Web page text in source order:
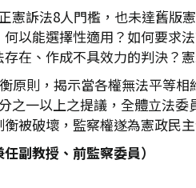
憲訴法8人門檻，也未達舊版
何以能選擇性適用？如何要
在、作成不具效力的判決？
原則，揭示當各權無法平等
之一以上之提議，全體立法
被破壞，監察權遂為憲政民
副教授、前監察委員）